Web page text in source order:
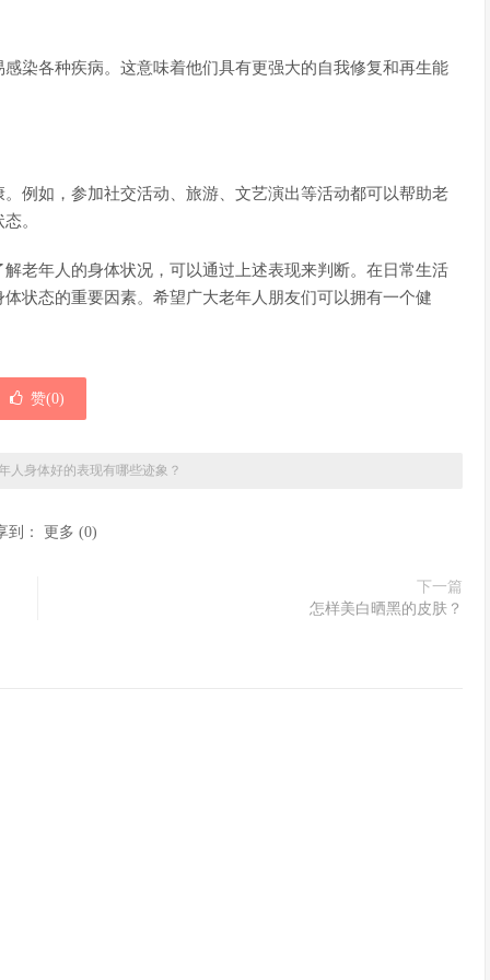
染各种疾病。这意味着他们具有更强大的自我修复和再生能
例如，参加社交活动、旅游、文艺演出等活动都可以帮助老
。
老年人的身体状况，可以通过上述表现来判断。在日常生活
状态的重要因素。希望广大老年人朋友们可以拥有一个健
赞(0)
人身体好的表现有哪些迹象？
到： 更多 (0)
下一篇
怎样美白晒黑的皮肤？